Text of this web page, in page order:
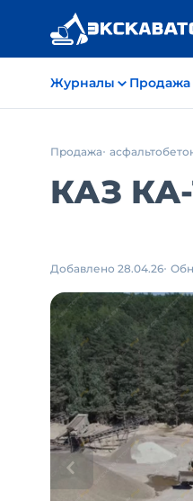
Журналы Продажа
Продажа
КАЗ КА-
Добавлено 28.04.26